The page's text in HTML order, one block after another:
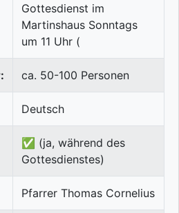
Gottesdienst im
Martinshaus Sonntags
um 11 Uhr (
ca. 50-100 Personen
Deutsch
✅ (ja, während des
Gottesdienstes)
Pfarrer Thomas Cornelius